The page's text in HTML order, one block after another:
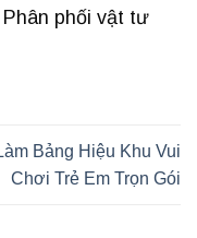
phối vật tư
Bảng Hiệu Khu Vui
Chơi Trẻ Em Trọn Gói